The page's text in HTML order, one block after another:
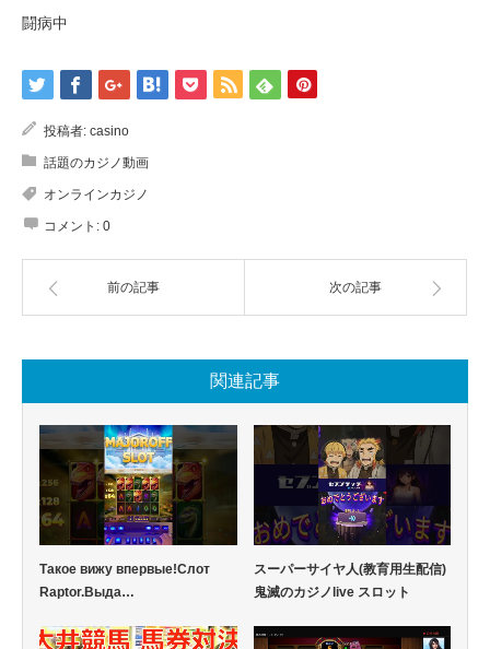
闘病中
投稿者: casino
話題のカジノ動画
オンラインカジノ
コメント: 0
前の記事 次の記事
関連記事
Такое вижу впервые!Слот
Raptor.Выда…
スーパーサイヤ人(教育用生配信)
鬼滅のカジノlive スロット